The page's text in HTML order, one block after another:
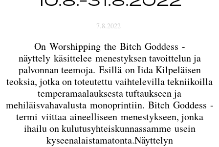
7.8.2022
On Worshipping the Bitch Goddess -
näyttely käsittelee menestyksen tavoittelun ja
palvonnan teemoja. Esillä on Iida Kilpeläisen
teoksia, jotka on toteutettu vaihtelevilla tekniikoilla
temperamaalauksesta tuftaukseen ja
mehiläisvahavalusta monoprintiin. Bitch Goddess -
termi viittaa aineelliseen menestykseen, jonka
ihailu on kulutusyhteiskunnassamme usein
kyseenalaistamatonta.Näyttelyn